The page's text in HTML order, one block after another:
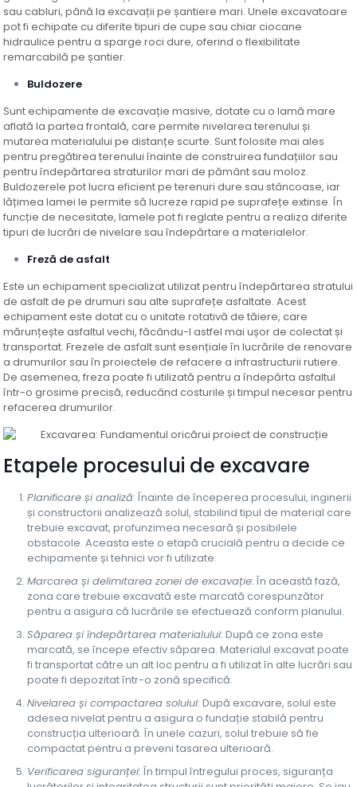
sau cabluri, până la excavații pe șantiere mari. Unele excavatoare
pot fi echipate cu diferite tipuri de cupe sau chiar ciocane
hidraulice pentru a sparge roci dure, oferind o flexibilitate
remarcabilă pe șantier.
Buldozere
Sunt echipamente de excavație masive, dotate cu o lamă mare
aflată la partea frontală, care permite nivelarea terenului și
mutarea materialului pe distanțe scurte. Sunt folosite mai ales
pentru pregătirea terenului înainte de construirea fundațiilor sau
pentru îndepărtarea straturilor mari de pământ sau moloz.
Buldozerele pot lucra eficient pe terenuri dure sau stâncoase, iar
lățimea lamei le permite să lucreze rapid pe suprafețe extinse. În
funcție de necesitate, lamele pot fi reglate pentru a realiza diferite
tipuri de lucrări de nivelare sau îndepărtare a materialelor.
Freză de asfalt
Este un echipament specializat utilizat pentru îndepărtarea stratului
de asfalt de pe drumuri sau alte suprafețe asfaltate. Acest
echipament este dotat cu o unitate rotativă de tăiere, care
mărunțește asfaltul vechi, făcându-l astfel mai ușor de colectat și
transportat. Frezele de asfalt sunt esențiale în lucrările de renovare
a drumurilor sau în proiectele de refacere a infrastructurii rutiere.
De asemenea, freza poate fi utilizată pentru a îndepărta asfaltul
într-o grosime precisă, reducând costurile și timpul necesar pentru
refacerea drumurilor.
Etapele procesului de excavare
Planificare și analiză: Înainte de începerea procesului, inginerii
și constructorii analizează solul, stabilind tipul de material care
trebuie excavat, profunzimea necesară și posibilele
obstacole. Aceasta este o etapă crucială pentru a decide ce
echipamente și tehnici vor fi utilizate.
Marcarea și delimitarea zonei de excavație: În această fază,
zona care trebuie excavată este marcată corespunzător
pentru a asigura că lucrările se efectuează conform planului.
Săparea și îndepărtarea materialului: După ce zona este
marcată, se începe efectiv săparea. Materialul excavat poate
fi transportat către un alt loc pentru a fi utilizat în alte lucrări sau
poate fi depozitat într-o zonă specifică.
Nivelarea și compactarea solului: După excavare, solul este
adesea nivelat pentru a asigura o fundație stabilă pentru
construcția ulterioară. În unele cazuri, solul trebuie să fie
compactat pentru a preveni tasarea ulterioară.
Verificarea siguranței: În timpul întregului proces, siguranța